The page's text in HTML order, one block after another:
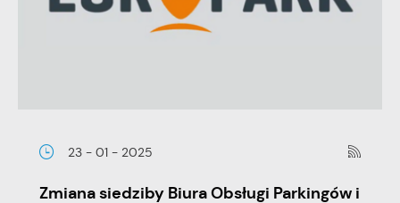
23 - 01 - 2025
Zmiana siedziby Biura Obsługi Parkingów i